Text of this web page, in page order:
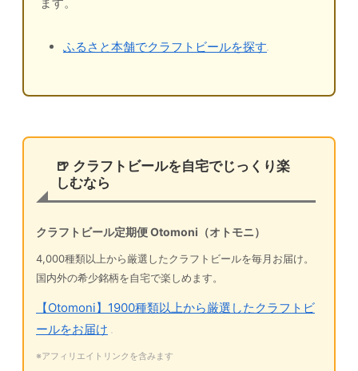
ふるさと本舗でクラフトビールを探す
🍺 クラフトビールを自宅でじっくり楽
しむなら
クラフトビール定期便 Otomoni（オトモニ）
4,000種類以上から厳選したクラフトビールを毎月お届け。
国内外の希少銘柄を自宅で楽しめます。
【Otomoni】1900種類以上から厳選したクラフトビ
ールをお届け
※アフィリエイトリンクを含みます